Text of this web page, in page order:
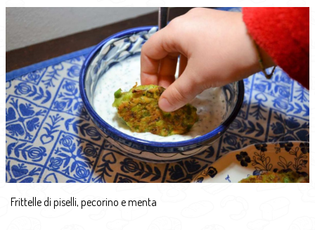
Frittelle di piselli, pecorino e menta